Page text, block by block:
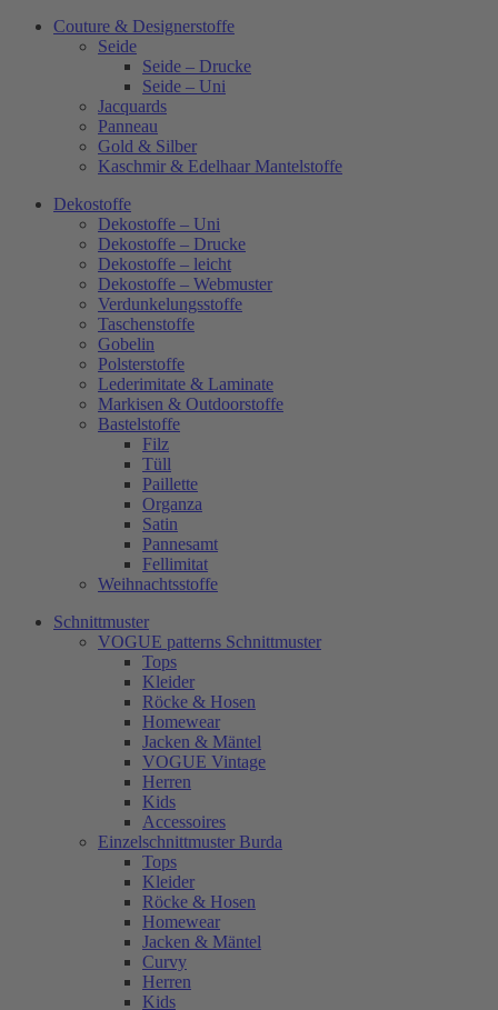
Couture & Designerstoffe
Seide
Seide – Drucke
Seide – Uni
Jacquards
Panneau
Gold & Silber
Kaschmir & Edelhaar Mantelstoffe
Dekostoffe
Dekostoffe – Uni
Dekostoffe – Drucke
Dekostoffe – leicht
Dekostoffe – Webmuster
Verdunkelungsstoffe
Taschenstoffe
Gobelin
Polsterstoffe
Lederimitate & Laminate
Markisen & Outdoorstoffe
Bastelstoffe
Filz
Tüll
Paillette
Organza
Satin
Pannesamt
Fellimitat
Weihnachtsstoffe
Schnittmuster
VOGUE patterns Schnittmuster
Tops
Kleider
Röcke & Hosen
Homewear
Jacken & Mäntel
VOGUE Vintage
Herren
Kids
Accessoires
Einzelschnittmuster Burda
Tops
Kleider
Röcke & Hosen
Homewear
Jacken & Mäntel
Curvy
Herren
Kids